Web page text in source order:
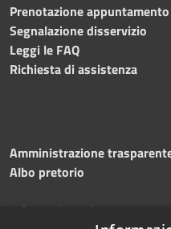
Prenotazione appuntamento
Segnalazione disservizio
Leggi le FAQ
Richiesta di assistenza
Amministrazione
Albo pretorio
Informativa privacy